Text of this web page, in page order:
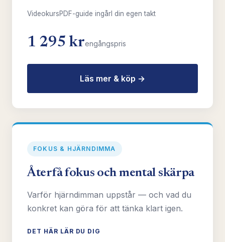
VideokursPDF-guide ingår I din egen takt
1 295 krengångspris
Läs mer & köp →
FOKUS & HJÄRNDIMMA
Återfå fokus och mental skärpa
Varför hjärndimman uppstår — och vad du
konkret kan göra för att tänka klart igen.
DET HÄR LÄR DU DIG